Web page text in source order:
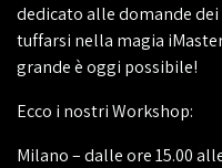
dedicato alle domande
tuffarsi nella magia
grande è oggi possibile!
Ecco i nostri Workshop:
Milano – dalle ore 15.00